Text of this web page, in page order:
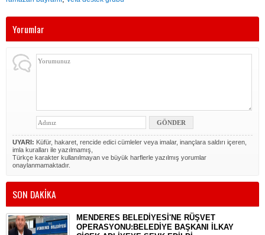
Yorumlar
UYARI: Küfür, hakaret, rencide edici cümleler veya imalar, inançlara saldırı içeren,
imla kuralları ile yazılmamış,
Türkçe karakter kullanılmayan ve büyük harflerle yazılmış yorumlar
onaylanmamaktadır.
SON DAKİKA
MENDERES BELEDİYESİ'NE RÜŞVET
OPERASYONU:BELEDİYE BAŞKANI İLKAY